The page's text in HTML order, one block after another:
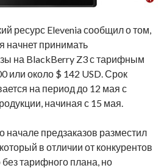
ресурс Elevenia сообщил о том,
начнет принимать
на BlackBerry Z3 с тарифным
или около $ 142 USD. Срок
на период до 12 мая с
начиная с 15 мая.
предзаказов разместил
в отличии от конкурентов
без тарифного плана, но